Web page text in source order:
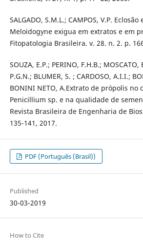
SALGADO, S.M.L.; CAMPOS, V.P.
Meloidogyne exigua em extratos e em
Fitopatologia Brasileira. v. 28. n. 2. p.
SOUZA, E.P.; PERINO, F.H.B.; MOSCATO,
P.G.N.; BLUMER, S. ; CARDOSO, A.I.I.;
BONINI NETO, A.Extrato de própolis no
Penicillium sp. e na qualidade de
Revista Brasileira de Engenharia de
135-141, 2017.
PDF (Português (Brasil))
Published
30-03-2019
How to Cite